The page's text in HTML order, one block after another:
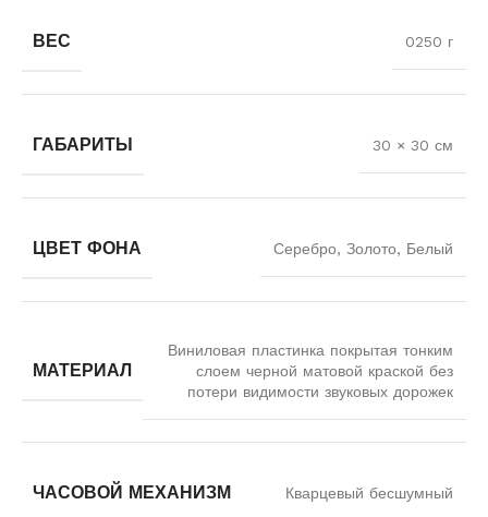
ВЕС 0250 г
ГАБАРИТЫ 30 × 30 см
ЦВЕТ ФОНА Серебро, Золото, Белый
МАТЕРИАЛ
Виниловая пластинка покрытая тонким
слоем черной матовой краской без
потери видимости звуковых дорожек
ЧАСОВОЙ МЕХАНИЗМ Кварцевый бесшумный